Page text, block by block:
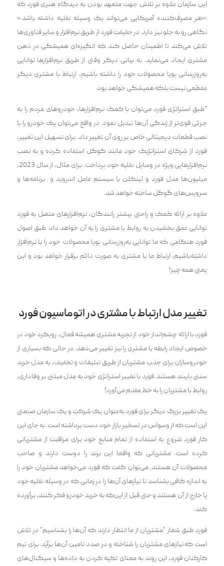
این سازمان علاوه بر تلاش جهت متعهد بودن به دیدگاه هنری فورد که
:«هر مصرف‌کننده آمریکایی می‌تواند یک وسیله نقلیه داشته باشد.»
نگاهی رو به جلو نیز دارد. در حقیقت فورد از طریق نرم‌افزار و سایر فناوری‌ها
تلاش می‌کند تا اطمینان حاصل کند که انگیزه‌ای همیشگی در ذهن
مشتری ایجاد می‌نماید. به بیانی دیگر وقتی از طریق نرم‌افزارها توانایی
به‌روزرسانی پویا محصولات خود را داشته باشیم، ارتباط با مشتری دیگر
مقطعی نیست بلکه همیشگی خواهد بود.
“طبق استراتژی فورد می‌توان با کمک نرم‌افزارها، خودروهای مردم را به
جزئی قوی‌تر از زندگی آن‌ها تبدیل نمود. در واقع می‌توان یک خودرو را با
نصب قطعات دیجیتالی خاص بر روی آن تغییر داد. برای تسهیل این تغییر،
فورد از شرکای استراتژیک خود مانند گوگل استفاده کرده و به نصب
نرم‌افزارهایی ویژه در وسایل نقلیه خود پرداخت. برای مثال، از سال 2023،
میلیون‌ها مدل فورد و لینکلن با سیستم عامل اندروید و برنامه‌ها و
سرویس‌های گوگل ساخت‍‌‍ه خواهد شد.
علاوه بر ارائ‍‌‍ه کمک و راحتی بیشتر رانندگان، نرم‌افزارهای متصل به فورد
توانایی عمق بخشید‌ن به روابط با مشتری را به آن خواهد داد. طبق اصول
فورد هنگامی که ما توانایی به‌روزرسانی پویا محصولات خود را با نرم‌افزار
داشته‌باشیم، ارتباط ما با مشتری به صورت دائم برقرار خواهد بود و این
یعنی همه چیز!
تغییر مدل ارتباط با مشتری در اتوماسیون فورد
فورد با ارائه چشم‌انداز خود از تجربه مشتری همیشه فعال، رویکرد خود در
خصوص ایجاد رابطه با مشتری را نیز تغییر می‌دهد. در حالی که بسیاری از
خودروسازان برای جذب مشتریان از طریق تبلیغات و تخفیف، به مدل خرید
سنتی پایبند هستند. فورد با تغییر استراتژی خود به مدل مبتنی بر وفاداری،
روابط با مشتریان را به خط مقدم می‌آورد!
یک تغییر بزرگ دیگر برای فورد به‌عنوان یک شرکت و یک سازمان صنعتی
این است که از وسواس در تسخیر بازار خود دست برداشته است. به جای این
کار فورد شروع به استفاده از تمام منابع خود برای مراقبت از مشتریانی
کرده است. مشتریانی که واقعا این برند را دوست دارند و صاحب
محصولات آن هستند. می‌توان گفت که فورد می‌خواهد مشتریان خود را
به اندازه کافی بشناسد تا نیازهای آن‌ها را در زمانی که در وسیله نقلیه خود
یا خارج از آن هستند و حتی قبل از این‌که به خرید خودرو فکر کنند، برآورده
کند.
فورد طبق شعار “مشتریان از ما انتظار دارند که آن‌ها را بشناسیم” در تلاش
است که نیازهای مشتریان را شناخته و در صدد تامین آن‌ها برآید. برای تیم
کارکنان فورد، این روند به معنای تکیه کردن به داده‌ها و سیگنال‌های